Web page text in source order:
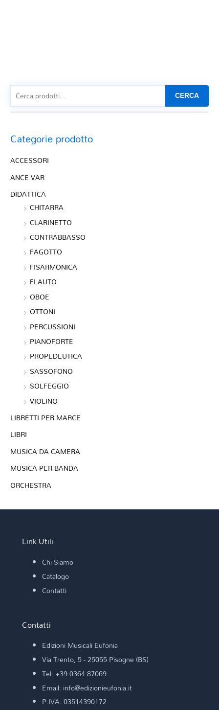
CERCA
Categorie prodotto
ACCESSORI
ANCE VAR
DIDATTICA
CHITARRA
CLARINETTO
CONTRABBASSO
FAGOTTO
FISARMONICA
FLAUTO
OBOE
OTTONI
PERCUSSIONI
PIANOFORTE
PROPEDEUTICA
SASSOFONO
SOLFEGGIO
VIOLINO
LIBRETTI PER MARCE
LIBRI
MUSICA DA CAMERA
MUSICA PER BANDA
ORCHESTRA
Link Utili
Chi Siamo
Catalogo
Contatti
Contatti
Edizioni Musicali Eufonia
Via Trento, 5 - 25055 Pisogne (BS)
Tel: +39 0364 87069
Email: info@edizionieufonia.it
P.IVA: 03514390172